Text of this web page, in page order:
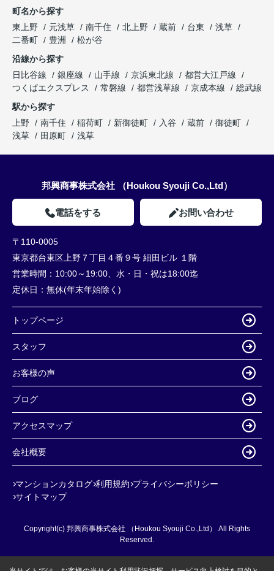
町名から探す
東上野
元浅草 南千住 北上野 蔵前 台東
浅草
二番町
豊洲
松が谷
沿線から探す
日比谷線
銀座線 山手線 京浜東北線
都営大江戸線
つくばエクスプレス
常磐線 都営浅草線 京成本線
総武線
駅から探す
上野
南千住 稲荷町 新御徒町 入谷 蔵前
御徒町
浅草
田原町 浅草
邦興商事株式会社 （Houkou Syouji Co.,Ltd）
電話をする お問い合わせ
〒110-0005
東京都台東区上野７丁目４番９号 細田ビル １階
営業時間： 10:00～19:00、水・日・祝は18:00迄
定休日： 無休(年末年始除く)
トップページ
スタッフ
お客様の声
ブログ
アクセスマップ
会社概要
マンションカタログ 利用規約 プライバシーポリシー
サイトマップ
Copyright(c) 邦興商事株式会社 （Houkou Syouji Co.,Ltd） All Rights
Reserved.